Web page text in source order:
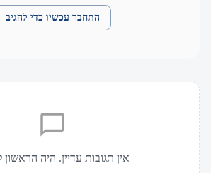
התחבר עכשיו כדי להגיב
אין תגובות עדיין. היה הראשון